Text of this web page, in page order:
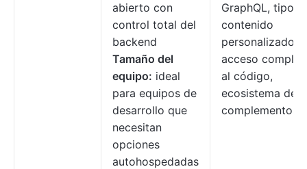
abierto con
control total del
backend
Tamaño del
equipo: ideal
para equipos de
desarrollo que
necesitan
opciones
autohospedadas
GraphQL, tipos
contenido
personalizados,
acceso
al código,
ecosistema de
complementos.